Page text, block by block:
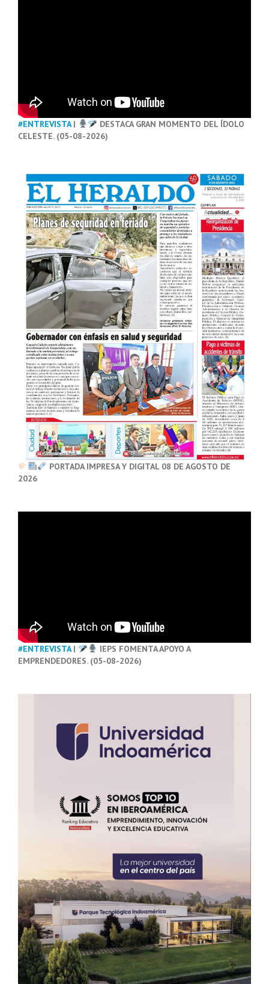
#ENTREVISTA|
DESTACA GRAN MOMENTO DEL ÍDOLO
CELESTE. (05-08-2026)
PORTADA IMPRESA Y DIGITAL 08 DE AGOSTO DE
2026
#ENTREVISTA|
IEPS FOMENTA APOYO A
EMPRENDEDORES. (05-08-2026)